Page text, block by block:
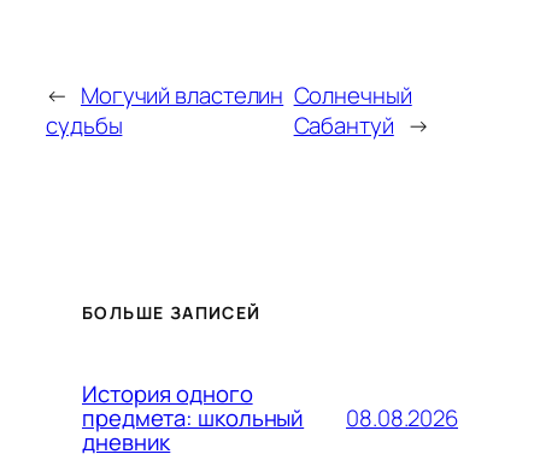
← Могучий властелин
судьбы
Солнечный
Сабантуй →
БОЛЬШЕ ЗАПИСЕЙ
История одного
предмета: школьный
дневник
08.08.2026